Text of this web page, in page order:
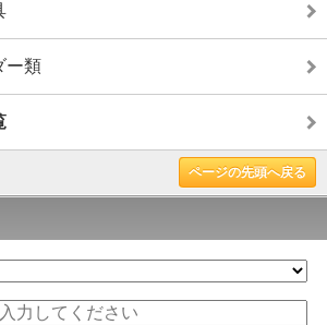
ー類
ページの先頭へ戻る